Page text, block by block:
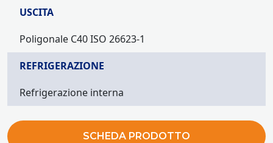
USCITA
Poligonale C40 ISO 26623-1
REFRIGERAZIONE
Refrigerazione interna
SCHEDA PRODOTTO